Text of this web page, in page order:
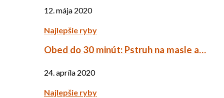
12. mája 2020
Najlepšie ryby
Obed do 30 minút: Pstruh na masle a…
24. apríla 2020
Najlepšie ryby